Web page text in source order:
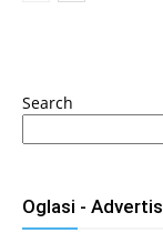
Search
Oglasi -